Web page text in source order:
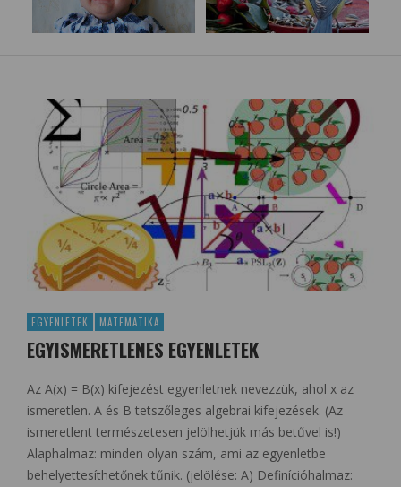
EGYENLETEK MATEMATIKA
EGYISMERETLENES EGYENLETEK
Az A(x) = B(x) kifejezést egyenletnek nevezzük, ahol x az
ismeretlen. A és B tetszőleges algebrai kifejezések. (Az
ismeretlent természetesen jelölhetjük más betűvel is!)
Alaphalmaz: minden olyan szám, ami az egyenletbe
behelyettesíthetőnek tűnik. (jelölése: A) Definícióhalmaz: